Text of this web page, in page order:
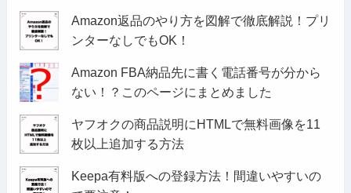
Amazon返品のやり方を図解で徹底解説！プリ
ンターなしでもOK！
Amazon FBA納品先に書く電話番号が分から
ない！？このページにまとめました
ヤフオクの商品説明にHTMLで無料画像を11
枚以上追加する方法
Keepa有料版への登録方法！間違いやすいの